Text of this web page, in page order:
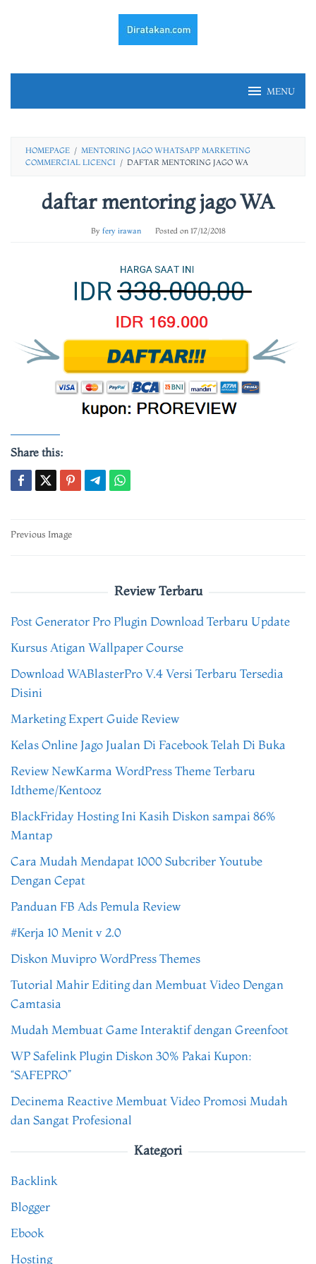
MENU
HOMEPAGE / MENTORING JAGO WHATSAPP MARKETING
COMMERCIAL LICENCI / DAFTAR MENTORING JAGO WA
daftar mentoring jago WA
By fery irawan Posted on 17/12/2018
Share this:
Post
Previous Image
Review Terbaru
Post Generator Pro Plugin Download Terbaru Update
Kursus Atigan Wallpaper Course
Download WABlasterPro V.4 Versi Terbaru Tersedia
Disini
Marketing Expert Guide Review
Kelas Online Jago Jualan Di Facebook Telah Di Buka
Review NewKarma WordPress Theme Terbaru
Idtheme/Kentooz
BlackFriday Hosting Ini Kasih Diskon sampai 86%
Mantap
Cara Mudah Mendapat 1000 Subcriber Youtube
Dengan Cepat
Panduan FB Ads Pemula Review
#Kerja 10 Menit v 2.0
Diskon Muvipro WordPress Themes
Tutorial Mahir Editing dan Membuat Video Dengan
Camtasia
Mudah Membuat Game Interaktif dengan Greenfoot
WP Safelink Plugin Diskon 30% Pakai Kupon:
“SAFEPRO”
Decinema Reactive Membuat Video Promosi Mudah
dan Sangat Profesional
Kategori
Backlink
Blogger
Ebook
Hosting